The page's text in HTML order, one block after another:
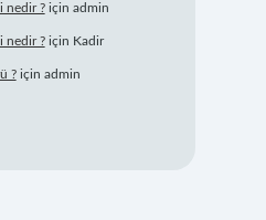
nedir ?için admin
nedir ?için Kadir
?için admin